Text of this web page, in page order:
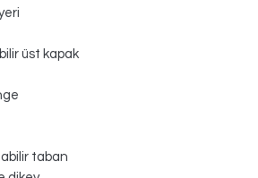
üst kapak
taban